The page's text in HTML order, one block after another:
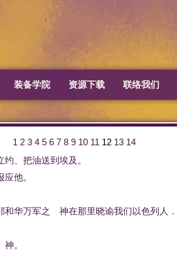
装备学院 资源下载 联络我们
1 2 3 4 5 6 7 8 9 10 11 12 13 14
约 把油送到 埃及 。
应他。
和华万军之 神在那里晓谕我们以色列人 ．
神。